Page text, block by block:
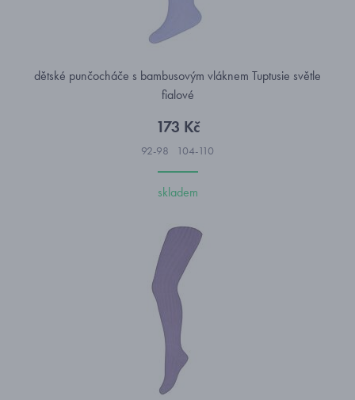
dětské punčocháče s bambusovým vláknem Tuptusie světle
fialové
173 Kč
92-98 104-110
skladem